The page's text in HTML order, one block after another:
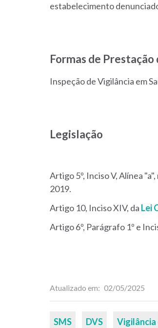
estabelecimento
Formas de Prestação
Inspeção de Vigilância em
Legislação
Artigo 5º, Inciso V, Alínea "a",
2019.
Artigo 10, Inciso XIV, da Lei
Artigo 6º, Parágrafo 1º e
Atualizado em 02/05/2025
Palavras-
SMS DVS Vigilância